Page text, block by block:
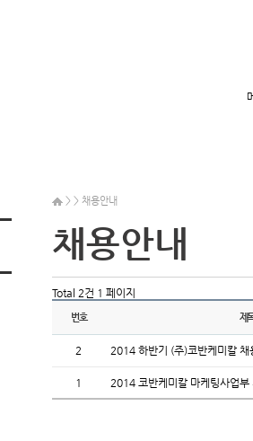
> > 채용안내
채용안내
Total 2건 1 페이지
번호 제
2 2014 하반기 (주)코반케미칼
1 2014 코반케미칼 마케팅사업